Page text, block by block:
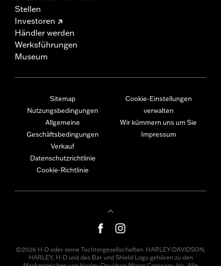
Stellen
Investoren
Händler werden
Werksführungen
Museum
Sitemap
Nutzungsbedingungen
Allgemeine
Geschäftsbedingungen
Verkauf
Datenschutzrichtlinie
Cookie-Richtlinie
Cookie-Einstellungen
verwalten
Wir kümmern uns um Sie
Impressum
©2026 H-D oder seine Tochtergesellschaften. HARLEY-DAVIDSON,
HARLEY, H-D und das Bar und Shield-Logo gehören zu den